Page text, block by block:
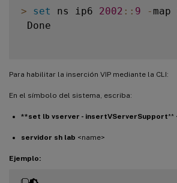
> set ns ip6 2002 : : 9 - map
Done
Para habilitar la inserción VIP mediante la CLI:
En el símbolo del sistema, escriba:
**set lb vserver - insertVServerSupport**
servidor sh lab <name>
Ejemplo: